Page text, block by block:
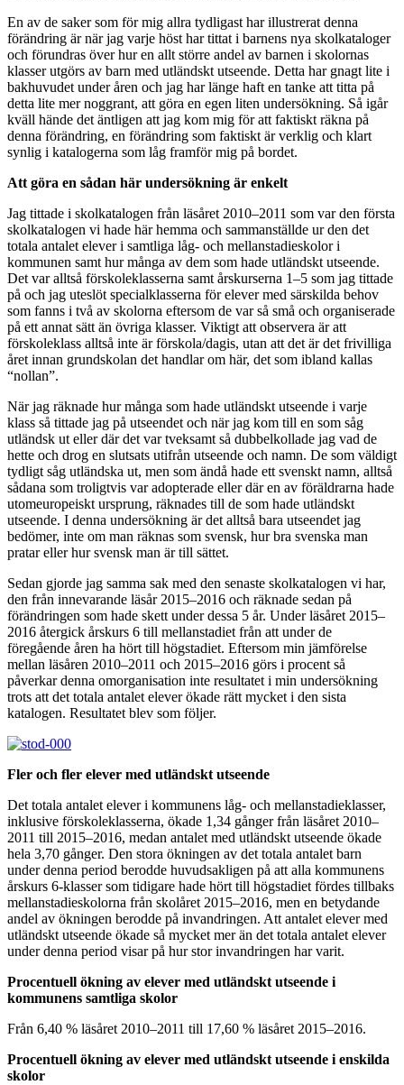
En av de saker som för mig allra tydligast har illustrerat denna
förändring är när jag varje höst har tittat i barnens nya skolkataloger
och förundras över hur en allt större andel av barnen i skolornas
klasser utgörs av barn med utländskt utseende. Detta har gnagt lite i
bakhuvudet under åren och jag har länge haft en tanke att titta på
detta lite mer noggrant, att göra en egen liten undersökning. Så igår
kväll hände det äntligen att jag kom mig för att faktiskt räkna på
denna förändring, en förändring som faktiskt är verklig och klart
synlig i katalogerna som låg framför mig på bordet.
Att göra en sådan här undersökning är enkelt
Jag tittade i skolkatalogen från läsåret 2010–2011 som var den första
skolkatalogen vi hade här hemma och sammanställde ur den det
totala antalet elever i samtliga låg- och mellanstadieskolor i
kommunen samt hur många av dem som hade utländskt utseende.
Det var alltså förskoleklasserna samt årskurserna 1–5 som jag tittade
på och jag uteslöt specialklasserna för elever med särskilda behov
som fanns i två av skolorna eftersom de var så små och organiserade
på ett annat sätt än övriga klasser. Viktigt att observera är att
förskoleklass alltså inte är förskola/dagis, utan att det är det frivilliga
året innan grundskolan det handlar om här, det som ibland kallas
“nollan”.
När jag räknade hur många som hade utländskt utseende i varje
klass så tittade jag på utseendet och när jag kom till en som såg
utländsk ut eller där det var tveksamt så dubbelkollade jag vad de
hette och drog en slutsats utifrån utseende och namn. De som väldigt
tydligt såg utländska ut, men som ändå hade ett svenskt namn, alltså
sådana som troligtvis var adopterade eller där en av föräldrarna hade
utomeuropeiskt ursprung, räknades till de som hade utländskt
utseende. I denna undersökning är det alltså bara utseendet jag
bedömer, inte om man räknas som svensk, hur bra svenska man
pratar eller hur svensk man är till sättet.
Sedan gjorde jag samma sak med den senaste skolkatalogen vi har,
den från innevarande läsår 2015–2016 och räknade sedan på
förändringen som hade skett under dessa 5 år. Under läsåret 2015–
2016 återgick årskurs 6 till mellanstadiet från att under de
föregående åren ha hört till högstadiet. Eftersom min jämförelse
mellan läsåren 2010–2011 och 2015–2016 görs i procent så
påverkar denna omorganisation inte resultatet i min undersökning
trots att det totala antalet elever ökade rätt mycket i den sista
katalogen. Resultatet blev som följer.
Fler och fler elever med utländskt utseende
Det totala antalet elever i kommunens låg- och mellanstadieklasser,
inklusive förskoleklasserna, ökade 1,34 gånger från läsåret 2010–
2011 till 2015–2016, medan antalet med utländskt utseende ökade
hela 3,70 gånger. Den stora ökningen av det totala antalet barn
under denna period berodde huvudsakligen på att alla kommunens
årskurs 6-klasser som tidigare hade hört till högstadiet fördes tillbaks
mellanstadieskolorna från skolåret 2015–2016, men en betydande
andel av ökningen berodde på invandringen. Att antalet elever med
utländskt utseende ökade så mycket mer än det totala antalet elever
under denna period visar på hur stor invandringen har varit.
Procentuell ökning av elever med utländskt utseende i
kommunens samtliga skolor
Från 6,40 % läsåret 2010–2011 till 17,60 % läsåret 2015–2016.
Procentuell ökning av elever med utländskt utseende i enskilda
skolor